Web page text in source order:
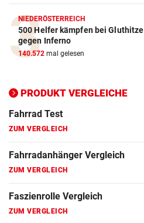
NIEDERÖSTERREICH
500 Helfer kämpfen bei Gluthitze
gegen Inferno
140.572 mal gelesen
PRODUKT VERGLEICHE
ZUM VERGLEICH
Elektro-Scooter Vergleich
ZUM VERGLEICH
ZUM VERGLEICH
Fahrrad Test
ZUM VERGLEICH
Fahrradanhänger Vergleich
ZUM VERGLEICH
Faszienrolle Vergleich
ZUM VERGLEICH